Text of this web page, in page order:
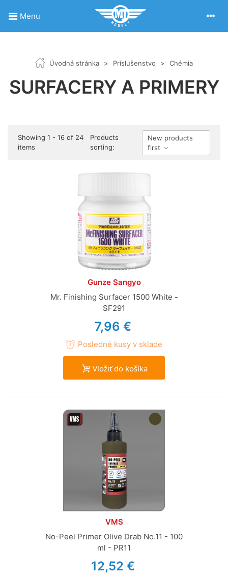
Menu
Úvodná stránka > Príslušenstvo > Chémia
SURFACERY A PRIMERY
Showing 1 - 16 of 24
items
Products
sorting:
New products
first
Gunze Sangyo
Mr. Finishing Surfacer 1500 White -
SF291
7,96 €
Posledné kusy v sklade
Vložiť do košíka
VMS
No-Peel Primer Olive Drab No.11 - 100
ml - PR11
12,52 €